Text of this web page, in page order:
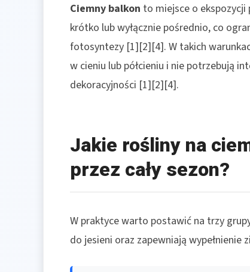
Ciemny balkon to miejsce o ekspozycji
krótko lub wyłącznie pośrednio, co
fotosyntezy [1][2][4]. W takich
w cieniu lub półcieniu i nie potrzebują
dekoracyjności [1][2][4].
Jakie rośliny na
przez cały sezon?
W praktyce warto postawić na trzy
do jesieni oraz zapewniają